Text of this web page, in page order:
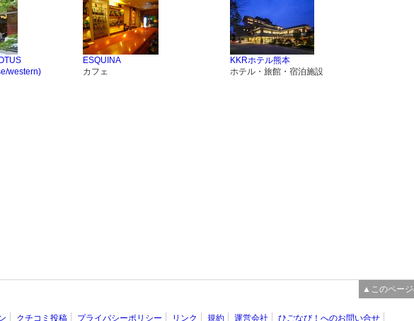
western)
ESQUINA
カフェ
KKRホテル熊本
ホテル・旅館・宿泊施設
▲このペー
クチコミ投稿 プライバシーポリシー リンク 規約 運営会社 ひごなび！へのお問い合せ